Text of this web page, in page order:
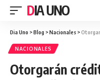
DIA UNO
Dia Uno >Blog >Nacionales >
NACIONALES
Otorgarán